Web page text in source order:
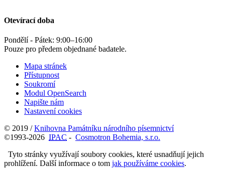
Otevírací doba
Pondělí - Pátek: 9:00–16:00
Pouze pro předem objednané badatele.
Mapa stránek
Přístupnost
Soukromí
Modul OpenSearch
Napište nám
Nastavení cookies
© 2019 /Knihovna Památníku národního písemnictví
©1993-2026 IPAC - Cosmotron Bohemia, s.r.o.
Tyto stránky využívají soubory cookies, které usnadňují jejich
prohlížení. Další informace o tom jak používáme cookies.